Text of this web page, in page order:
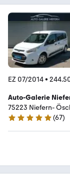
EZ 07/2014•
Auto-Galerie
75223 Niefern-
5 Sterne
(67)